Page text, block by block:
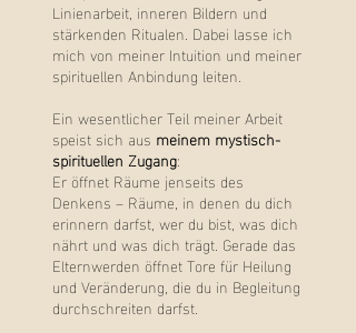
Linienarbeit, inneren Bildern und
stärkenden Ritualen. Dabei lasse ich
mich von meiner Intuition und meiner
spirituellen Anbindung leiten.
Ein wesentlicher Teil meiner Arbeit
speist sich aus meinem mystisch-
spirituellen Zugang:
Er öffnet Räume jenseits des
Denkens – Räume, in denen du dich
erinnern darfst, wer du bist, was dich
nährt und was dich trägt. Gerade das
Elternwerden öffnet Tore für Heilung
und Veränderung, die du in Begleitung
durchschreiten darfst.